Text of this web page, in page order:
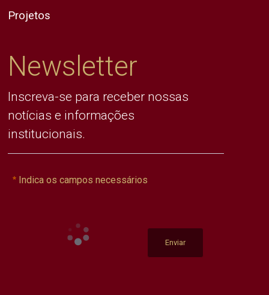
Projetos
Newsletter
Inscreva-se para receber nossas
notícias e informações
institucionais.
Indica os campos necessários
Enviar